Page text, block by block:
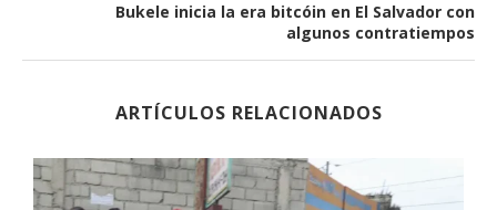
Bukele inicia la era bitcóin en El Salvador con
algunos contratiempos
ARTÍCULOS RELACIONADOS